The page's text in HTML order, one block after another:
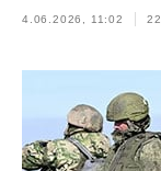
4.06.2026, 11:02